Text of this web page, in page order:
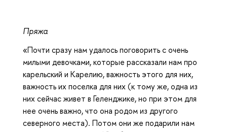
Пряжа
«Почти сразу нам удалось поговорить с очень
милыми девочками, которые рассказали нам про
карельский и Карелию, важность этого для них,
важность их поселка для них (к тому же, одна из
них сейчас живет в Геленджике, но при этом для
нее очень важно, что она родом из другого
северного места). Потом они же подарили нам